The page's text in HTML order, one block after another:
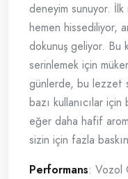
deneyim sunuyor.
hemen hissediliyor,
dokunuş geliyor. Bu
serinlemek için
günlerde, bu lezzet
bazı kullanıcılar
eğer daha hafif
sizin için fazla
Performans: